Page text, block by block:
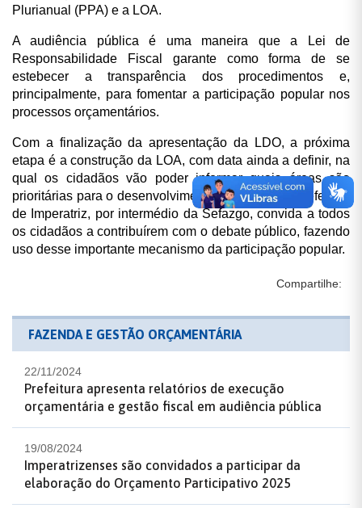
Plurianual (PPA) e a LOA.
A audiência pública é uma maneira que a Lei de
Responsabilidade Fiscal garante como forma de se
estebecer a transparência dos procedimentos e,
principalmente, para fomentar a participação popular nos
processos orçamentários.
Com a finalização da apresentação da LDO, a próxima
etapa é a construção da LOA, com data ainda a definir, na
qual os cidadãos vão poder informar quais áreas são
prioritárias para o desenvolvimento da cidade. A Prefeitura
de Imperatriz, por intermédio da Sefazgo, convida a todos
os cidadãos a contribuírem com o debate público, fazendo
uso desse importante mecanismo da participação popular.
Compartilhe:
FAZENDA E GESTÃO ORÇAMENTÁRIA
22/11/2024
Prefeitura apresenta relatórios de execução
orçamentária e gestão fiscal em audiência pública
19/08/2024
Imperatrizenses são convidados a participar da
elaboração do Orçamento Participativo 2025